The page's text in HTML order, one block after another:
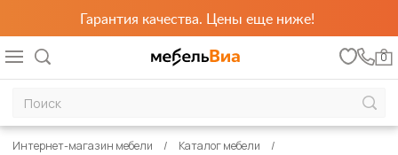
Гарантия качества. Цены еще ниже!
0
Интернет-магазин мебели
Каталог мебели